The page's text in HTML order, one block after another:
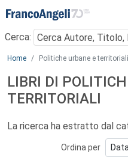
Menu
Cerca:
Main content
Home Politiche urbane e territoriali
LIBRI DI
TERRITORIALI
La ricerca ha estratto dal
Ordina per